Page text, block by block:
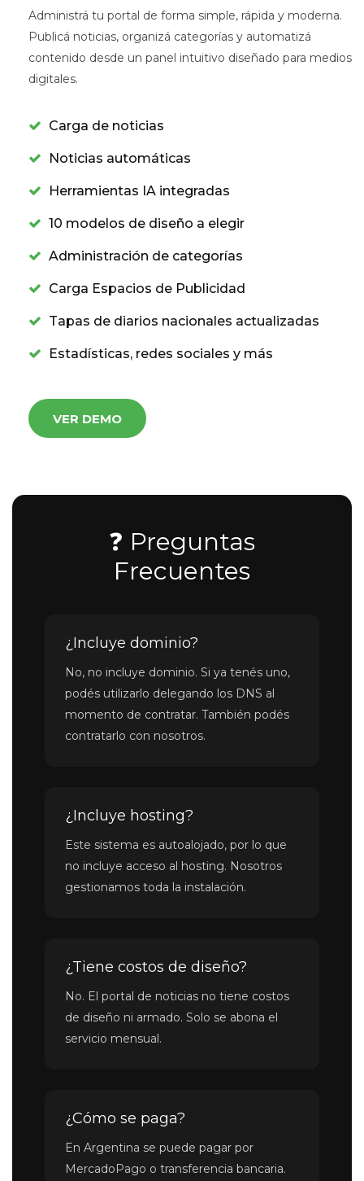
Administrá tu portal de forma simple, rápida y moderna.
Publicá noticias, organizá categorías y automatizá
contenido desde un panel intuitivo diseñado para medios
digitales.
Carga de noticias
Noticias automáticas
Herramientas IA integradas
10 modelos de diseño a elegir
Administración de categorías
Carga Espacios de Publicidad
Tapas de diarios nacionales actualizadas
Estadísticas, redes sociales y más
VER DEMO
❓ Preguntas
Frecuentes
¿Incluye dominio?
No, no incluye dominio. Si ya tenés uno,
podés utilizarlo delegando los DNS al
momento de contratar. También podés
contratarlo con nosotros.
¿Incluye hosting?
Este sistema es autoalojado, por lo que
no incluye acceso al hosting. Nosotros
gestionamos toda la instalación.
¿Tiene costos de diseño?
No. El portal de noticias no tiene costos
de diseño ni armado. Solo se abona el
servicio mensual.
¿Cómo se paga?
En Argentina se puede pagar por
MercadoPago o transferencia bancaria.